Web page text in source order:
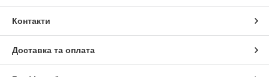
Контакти
Доставка та оплата